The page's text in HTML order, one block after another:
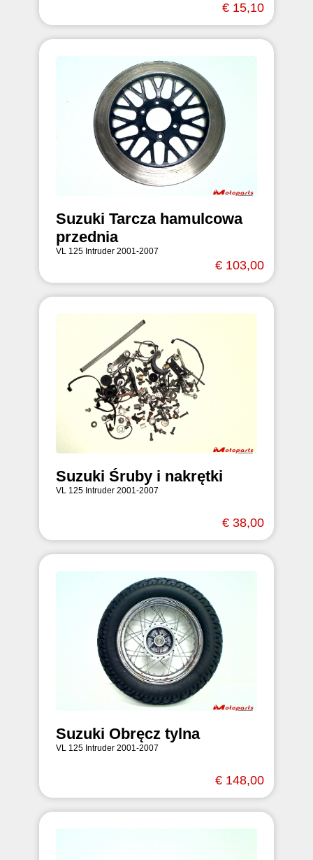
€ 15,10
Suzuki Tarcza hamulcowa
przednia
VL 125 Intruder 2001-2007
€ 103,00
Suzuki Śruby i nakrętki
VL 125 Intruder 2001-2007
€ 38,00
Suzuki Obręcz tylna
VL 125 Intruder 2001-2007
€ 148,00